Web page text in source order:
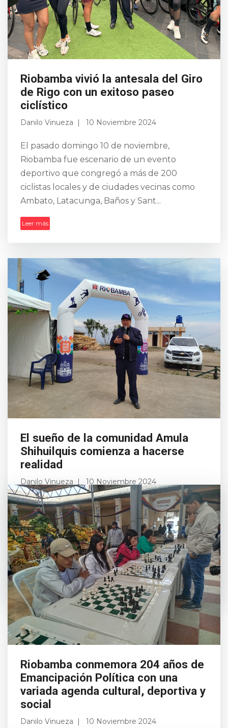
Riobamba vivió la antesala del Giro
de Rigo con un exitoso paseo
ciclístico
Danilo Vinueza 10 Noviembre 2024
El pasado domingo 10 de noviembre,
Riobamba fue escenario de un evento
deportivo que congregó a más de 200
ciclistas locales y de ciudades vecinas como
Ambato, Latacunga, Baños y Sant...
Leer más
El sueño de la comunidad Amula
Shihuilquis comienza a hacerse
realidad
Danilo Vinueza 10 Noviembre 2024
Este domingo, el alcalde John Vinueza lideró
un emotivo acto en la comunidad Amula
Shihuilquis, parroquia Cacha, con la
colocación simbólica de la primera piedra para
la construcción ...
Leer más
Riobamba conmemora 204 años de
Emancipación Política con una
variada agenda cultural, deportiva y
social
Danilo Vinueza 10 Noviembre 2024